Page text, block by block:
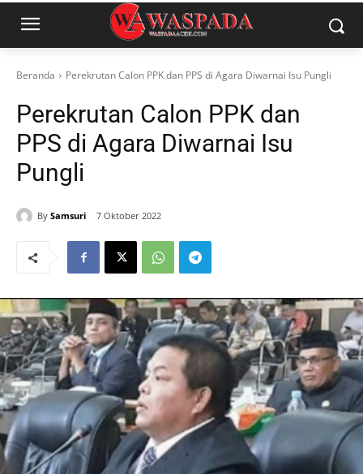
Beranda Perekrutan Calon PPK dan PPS di Agara Diwarnai Isu Pungli
Perekrutan Calon PPK dan
PPS di Agara Diwarnai Isu
Pungli
By Samsuri 7 Oktober 2022